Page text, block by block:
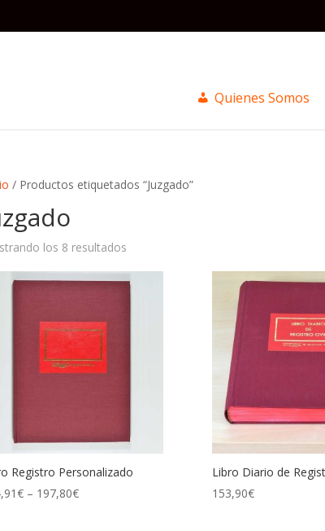
Quienes Somos
/ Productos etiquetados “Juzgado”
los 8 resultadosOrdenado
precio:
Registro Personalizado
€– 197,80€
Libro Diario de
153,90€